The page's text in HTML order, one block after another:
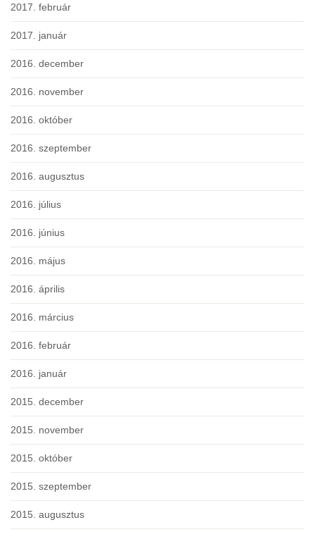
2017. február
2017. január
2016. december
2016. november
2016. október
2016. szeptember
2016. augusztus
2016. július
2016. június
2016. május
2016. április
2016. március
2016. február
2016. január
2015. december
2015. november
2015. október
2015. szeptember
2015. augusztus